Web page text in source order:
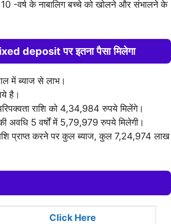
10 -वर्ष के नाबालिग बच्चे को खोलने और संभालने के
deposit पर इतना पैसा मिलेगा
में ब्याज से लाभ।
है।
राशि को 4,34,984 रुपये मिलेंगे।
अवधि 5 वर्षों में 5,79,979 रुपये मिलेगी।
प्राप्त करने पर कुल ब्याज, कुल 7,24,974 लाख
Click Here